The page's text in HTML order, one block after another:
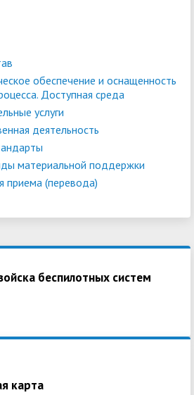
обеспечение и оснащенность
Доступная среда
услуги
деятельность
материальной поддержки
приема (перевода)
беспилотных систем
карта